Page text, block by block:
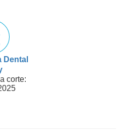
Dental
corte: